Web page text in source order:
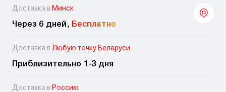
Доставка в Минск
Через 6 дней, Бесплатно
Доставка в Любую точку Беларуси
Приблизительно 1-3 дня
Доставка в Россию